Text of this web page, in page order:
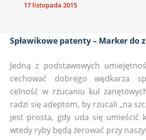
17 listopada 2015
Spławikowe patenty – Marker do
Jedną z podstawowych
cechować dobrego wędkarza
celność w rzucaniu kul
radzi się adeptom, by rzucali „na
jest prosta, gdy uda się umieścić
wtedy ryby będą żerować przy